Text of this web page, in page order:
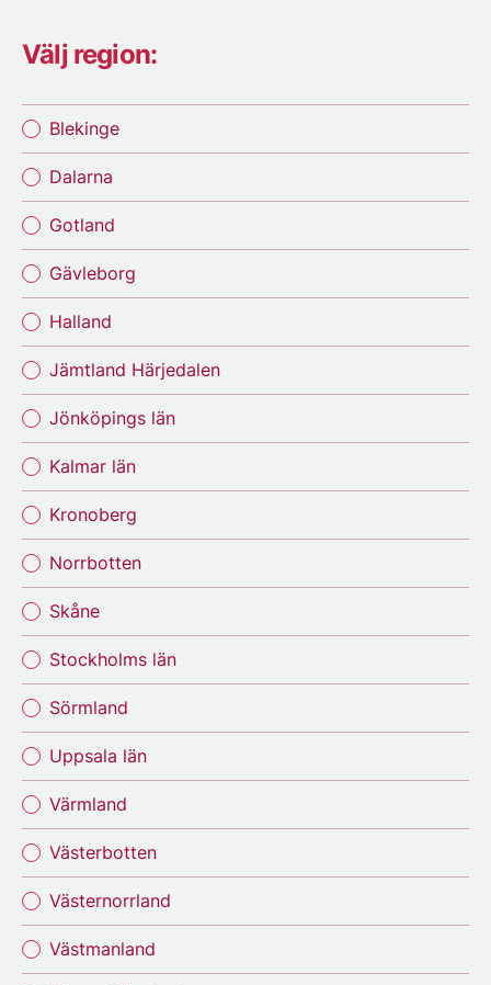
Välj region:
Blekinge
Dalarna
Gotland
Gävleborg
Halland
Jämtland Härjedalen
Jönköpings län
Kalmar län
Kronoberg
Norrbotten
Skåne
Stockholms län
Sörmland
Uppsala län
Värmland
Västerbotten
Västernorrland
Västmanland